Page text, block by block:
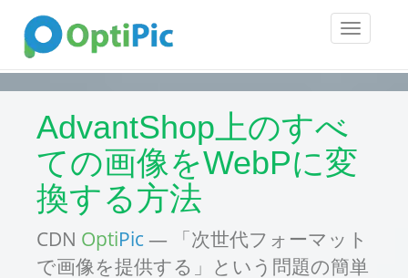
Toggle
AdvantShop上のすべ
ての画像をWebPに変
換する方法
CDN OptiPic — 「次世代フォーマット
で画像を提供する」という問題の簡単